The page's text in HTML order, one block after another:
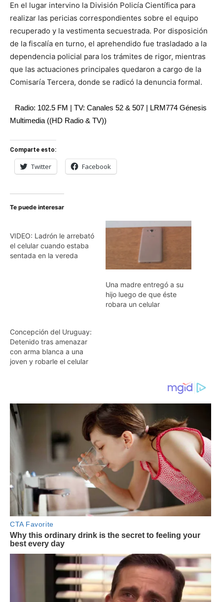
En el lugar intervino la División Policía Científica para
realizar las pericias correspondientes sobre el equipo
recuperado y la vestimenta secuestrada. Por disposición
de la fiscalía en turno, el aprehendido fue trasladado a la
dependencia policial para los trámites de rigor, mientras
que las actuaciones principales quedaron a cargo de la
Comisaría Tercera, donde se radicó la denuncia formal.
Radio: 102.5 FM | TV: Canales 52 & 507 | LRM774 Génesis
Multimedia ((HD Radio & TV))
Comparte esto:
Twitter Facebook
Te puede interesar
VIDEO: Ladrón le arrebató
el celular cuando estaba
sentada en la vereda
Una madre entregó a su
hijo luego de que éste
robara un celular
Concepción del Uruguay:
Detenido tras amenazar
con arma blanca a una
joven y robarle el celular